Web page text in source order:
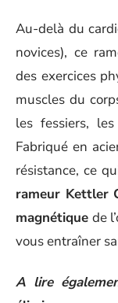
Au-delà du
novices), ce
des exercices
muscles du
les fessiers,
Fabriqué en
résistance, ce
rameur Kettler
magnétique de
vous entraîner
A lire